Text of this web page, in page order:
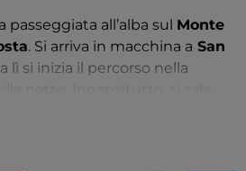
all’alba sul Monte
. Si arriva in macchina a San
lì si inizia il percorso nella
verso i margini del bosco. A